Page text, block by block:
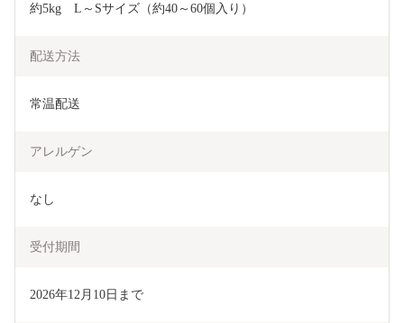
約5kg　L～Sサイズ（約40～60個入り）
配送方法
常温配送
アレルゲン
なし
受付期間
2026年12月10日まで